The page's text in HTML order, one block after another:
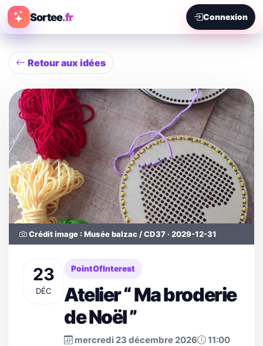
Sortee.fr Connexion
Retour aux idées
Crédit image : Musée balzac / CD37 · 2029-12-31
23
DÉC
PointOfInterest
Atelier “ Ma broderie
de Noël ”
mercredi 23 décembre 2026
11:00